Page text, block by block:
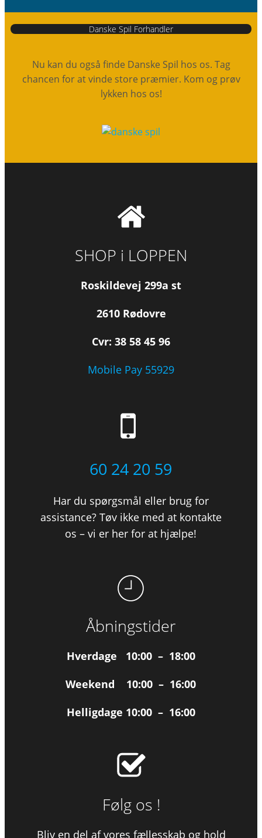
Danske Spil Forhandler
Nu kan du også finde Danske Spil hos os. Tag
chancen for at vinde store præmier. Kom og prøv
lykken hos os!
SHOP i LOPPEN
Roskildevej 299a st
2610 Rødovre
Cvr: 38 58 45 96
Mobile Pay 55929
60 24 20 59
Har du spørgsmål eller brug for
assistance? Tøv ikke med at kontakte
os – vi er her for at hjælpe!
Åbningstider
Hverdage 10:00 – 18:00
Weekend 10:00 – 16:00
Helligdage 10:00 – 16:00
Følg os !
Bliv en del af vores fællesskab og hold